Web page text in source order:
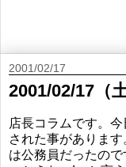
2001/02/17
2001/02/17（
店長コラムです。
された事がありま
は公務員だったの